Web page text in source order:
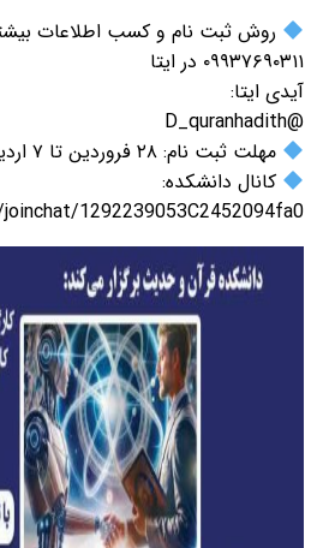
روش ثبت نام و کسب اطلاعات
۰۹۹۳۷۶۹۰۳۱۱ در ایتا
آیدی ایتا:
@D_quranhadith
مهلت ثبت نام: ۲۸ فروردین تا ۷ اردیبهشت
کانال دانشکده:
1292239053C2452094fa0